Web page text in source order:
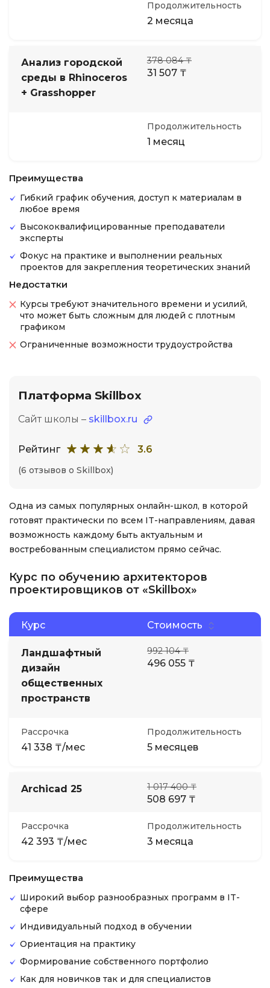
Продолжительность
2 месяца
Анализ городской
среды в Rhinoceros
+ Grasshopper
378 084 ₸
31 507 ₸
Продолжительность
1 месяц
Преимущества
Гибкий график обучения, доступ к материалам в
любое время
Высококвалифицированные преподаватели
эксперты
Фокус на практике и выполнении реальных
проектов для закрепления теоретических знаний
Недостатки
Курсы требуют значительного времени и усилий,
что может быть сложным для людей с плотным
графиком
Ограниченные возможности трудоустройства
Платформа Skillbox
Сайт школы – skillbox.ru
Рейтинг 3.6
(6 отзывов о Skillbox)
Одна из самых популярных онлайн-школ, в которой
готовят практически по всем IT-направлениям, давая
возможность каждому быть актуальным и
востребованным специалистом прямо сейчас.
Курс по обучению архитекторов
проектировщиков от «Skillbox»
Курс Стоимость
Ландшафтный
дизайн
общественных
пространств
992 104 ₸
496 055 ₸
Рассрочка
41 338 ₸/мес
Продолжительность
5 месяцев
Archicad 25 1 017 400 ₸
508 697 ₸
Рассрочка
42 393 ₸/мес
Продолжительность
3 месяца
Преимущества
Широкий выбор разнообразных программ в IT-
сфере
Индивидуальный подход в обучении
Ориентация на практику
Формирование собственного портфолио
Как для новичков так и для специалистов